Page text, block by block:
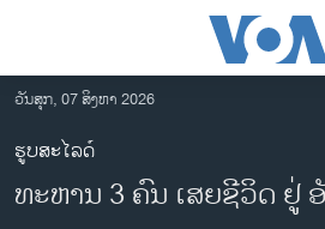
ເຂົ້າ
ຫາ
ຂ້າມ
ຂ້າມ
ລາວ
ອາເມຣິກາ
ວັນສຸກ, 07 ສິງຫາ 2026
ຮູບສະໄລດ໌
ທະຫານ 3 ຄົນ ເສຍຊີວິດ ຢູ່